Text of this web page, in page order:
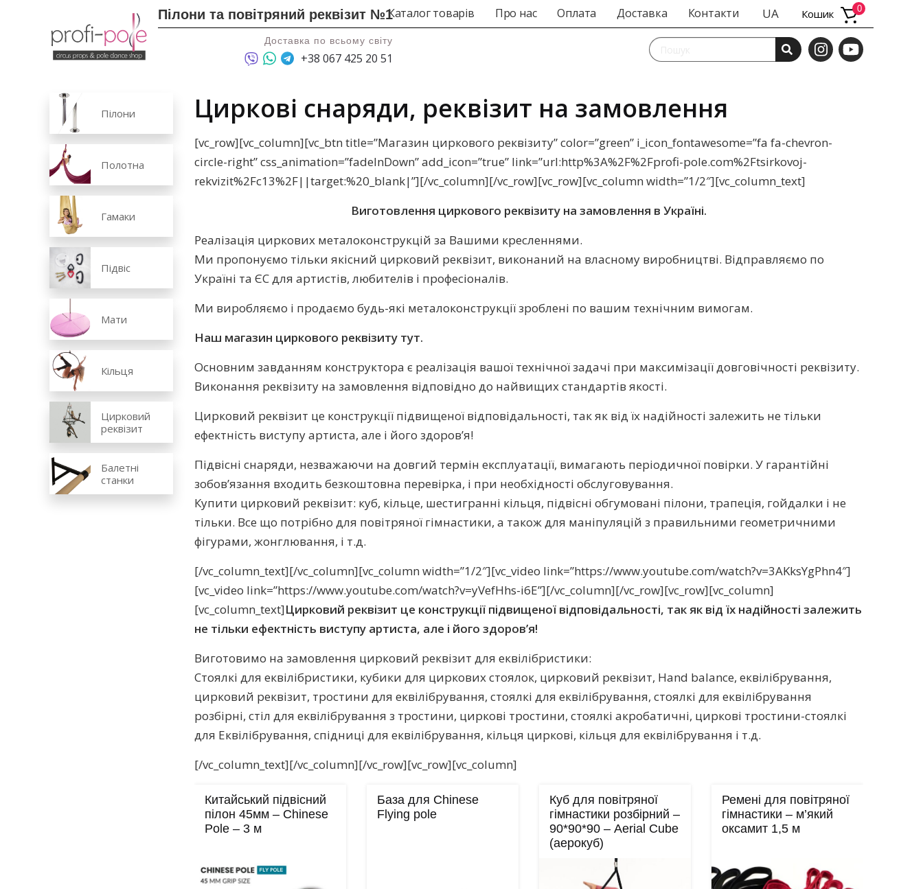
Кошик 0
UA
Каталог товарів Про нас Оплата Доставка Контакти
Пілони та повітряний реквізит №1
Доставка по всьому світу
+38 067 425 20 51
Пілони
Полотна
Гамаки
Підвіс
Мати
Кільця
Цирковий
реквізит
Балетні
станки
Циркові снаряди, реквізит на замовлення
[vc_row][vc_column][vc_btn title=”Магазин циркового реквізиту” color=”green” i_icon_fontawesome=”fa fa-chevron-
circle-right” css_animation=”fadeInDown” add_icon=”true” link=”url:http%3A%2F%2Fprofi-pole.com%2Ftsirkovoj-
rekvizit%2Fc13%2F||target:%20_blank|”][/vc_column][/vc_row][vc_row][vc_column width=”1/2″][vc_column_text]
Виготовлення циркового реквізиту на замовлення в Україні.
Реалізація циркових металоконструкцій за Вашими кресленнями.
Ми пропонуємо тільки якісний цирковий реквізит, виконаний на власному виробництві. Відправляємо по
Україні та ЄС для артистів, любителів і професіоналів.
Ми виробляємо і продаємо будь-які металоконструкції зроблені по вашим технічним вимогам.
Наш магазин циркового реквізиту тут.
Основним завданням конструктора є реалізація вашої технічної задачі при максимізації довговічності реквізиту.
Виконання реквізиту на замовлення відповідно до найвищих стандартів якості.
Цирковий реквізит це конструкції підвищеної відповідальності, так як від їх надійності залежить не тільки
ефектність виступу артиста, але і його здоров’я!
Підвісні снаряди, незважаючи на довгий термін експлуатації, вимагають періодичної повірки. У гарантійні
зобов’язання входить безкоштовна перевірка, і при необхідності обслуговування.
Купити цирковий реквізит: куб, кільце, шестигранні кільця, підвісні обгумовані пілони, трапеція, гойдалки і не
тільки. Все що потрібно для повітряної гімнастики, а також для маніпуляцій з правильними геометричними
фігурами, жонглювання, і т.д.
[/vc_column_text][/vc_column][vc_column width=”1/2″][vc_video link=”https://www.youtube.com/watch?v=3AKksYgPhn4″]
[vc_video link=”https://www.youtube.com/watch?v=yVefHhs-i6E”][/vc_column][/vc_row][vc_row][vc_column]
[vc_column_text]Цирковий реквізит це конструкції підвищеної відповідальності, так як від їх надійності залежить
не тільки ефектність виступу артиста, але і його здоров’я!
Виготовимо на замовлення цирковий реквізит для еквілібристики:
Стоялкі для еквілібристики, кубики для циркових стоялок, цирковий реквізит, Hand balance, еквілібрування,
цирковий реквізит, тростини для еквілібрування, стоялкі для еквілібрування, стоялкі для еквілібрування
розбірні, стіл для еквілібрування з тростини, циркові тростини, стоялкі акробатичні, циркові тростини-стоялкі
для Еквілібрування, спідниці для еквілібрування, кільця циркові, кільця для еквілібрування і т.д.
[/vc_column_text][/vc_column][/vc_row][vc_row][vc_column]
Китайський підвісний
пілон 45мм – Chinese
Pole – 3 м
База для Chinese
Flying pole
Куб для повітряної
гімнастики розбірний –
90*90*90 – Aerial Cube
(аерокуб)
Ремені для повітряної
гімнастики – м’який
оксамит 1,5 м